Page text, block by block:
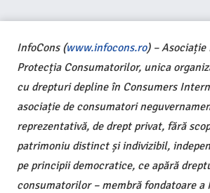
InfoCons (www.infocons.ro) – Asociație
Protecția Consumatorilor, unica
cu drepturi depline în Consumers
asociație de consumatori
reprezentativă, de drept privat, fără
patrimoniu distinct și indivizibil,
pe principii democratice, ce apără
consumatorilor – membră fondatoare a